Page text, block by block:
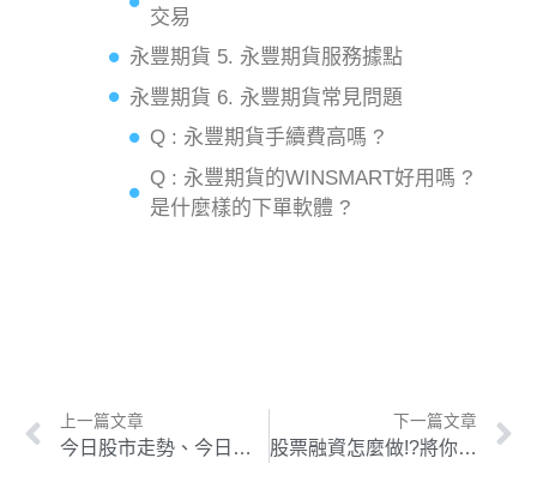
交易
永豐期貨 5. 永豐期貨服務據點
永豐期貨 6. 永豐期貨常見問題
Q : 永豐期貨手續費高嗎 ?
Q : 永豐期貨的WINSMART好用嗎 ?
是什麼樣的下單軟體 ?
上一篇文章
今日股市走勢、今日股市新聞、大盤分析資訊哪裡看？
下一篇文章
股票融資怎麼做!?將你的資金放大250％